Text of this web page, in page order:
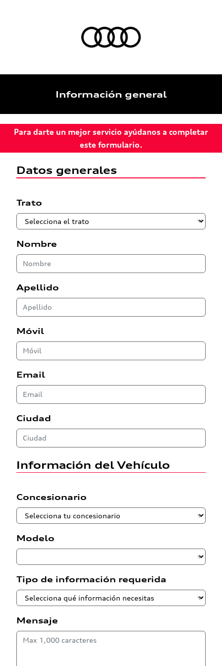
Información general
Para darte un mejor servicio ayúdanos a completar
este formulario.
Datos generales
Trato
Nombre
Apellido
Móvil
Email
Ciudad
Información del Vehículo
Concesionario
Modelo
Tipo de información requerida
Mensaje